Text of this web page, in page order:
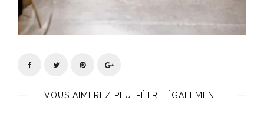
VOUS AIMEREZ PEUT-ÊTRE ÉGALEMENT